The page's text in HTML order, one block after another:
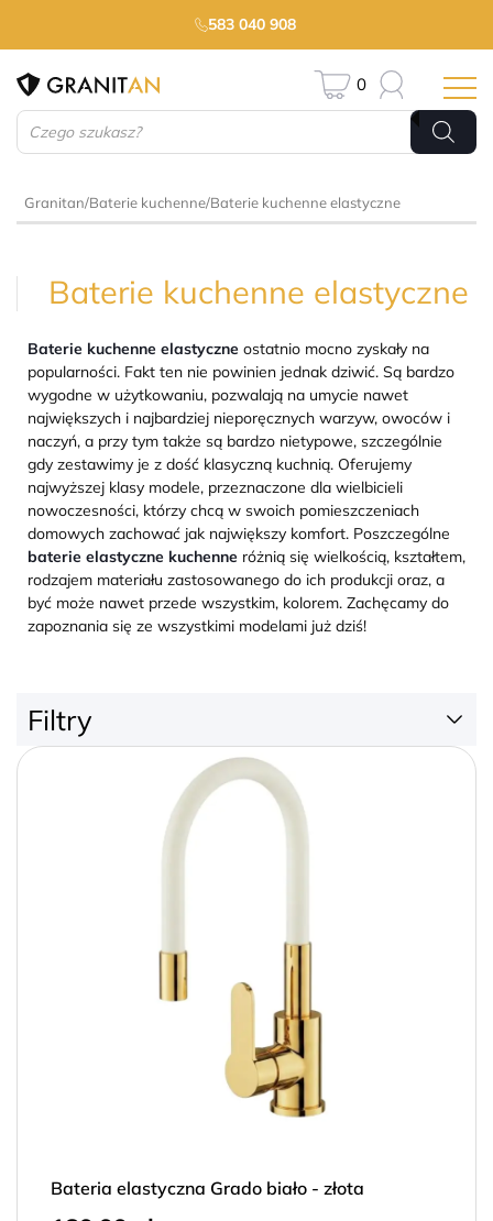
583 040 908
Wyszukiwarka
produktów
0
Granitan/Baterie kuchenne/Baterie kuchenne elastyczne
Baterie kuchenne elastyczne
Baterie kuchenne elastyczne ostatnio mocno zyskały na
popularności. Fakt ten nie powinien jednak dziwić. Są bardzo
wygodne w użytkowaniu, pozwalają na umycie nawet
największych i najbardziej nieporęcznych warzyw, owoców i
naczyń, a przy tym także są bardzo nietypowe, szczególnie
gdy zestawimy je z dość klasyczną kuchnią. Oferujemy
najwyższej klasy modele, przeznaczone dla wielbicieli
nowoczesności, którzy chcą w swoich pomieszczeniach
domowych zachować jak największy komfort. Poszczególne
baterie elastyczne kuchenne różnią się wielkością, kształtem,
rodzajem materiału zastosowanego do ich produkcji oraz, a
być może nawet przede wszystkim, kolorem. Zachęcamy do
zapoznania się ze wszystkimi modelami już dziś!
Filtry
149 zł 740 zł
Bateria elastyczna Grado biało - złota